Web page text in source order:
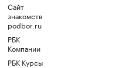
Сайт
знакомств
podbor.ru
РБК
Компании
РБК Курсы